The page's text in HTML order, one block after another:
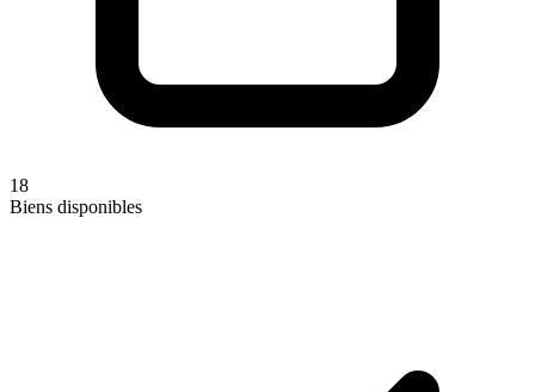
18
Biens disponibles